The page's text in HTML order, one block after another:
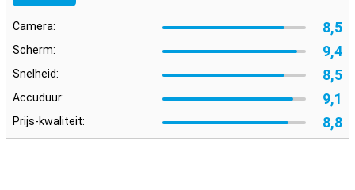
Camera: 8,5
Scherm: 9,4
Snelheid: 8,5
Accuduur: 9,1
Prijs-kwaliteit: 8,8